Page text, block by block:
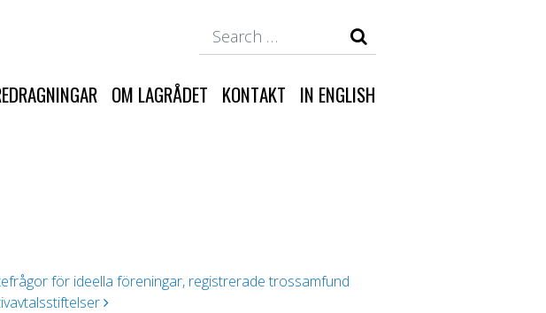
OM LAGRÅDET KONTAKT IN ENGLISH
för ideella föreningar, registrerade trossamfund